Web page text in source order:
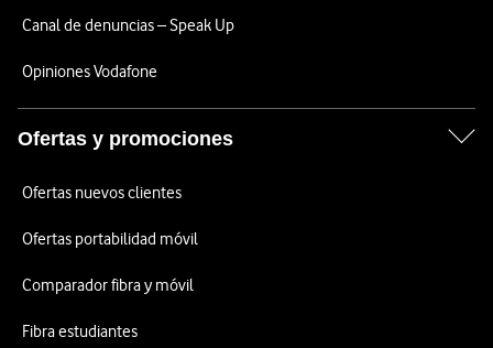
Canal de denuncias – Speak Up
Opiniones Vodafone
Ofertas y promociones
Ofertas nuevos clientes
Ofertas portabilidad móvil
Comparador fibra y móvil
Fibra estudiantes